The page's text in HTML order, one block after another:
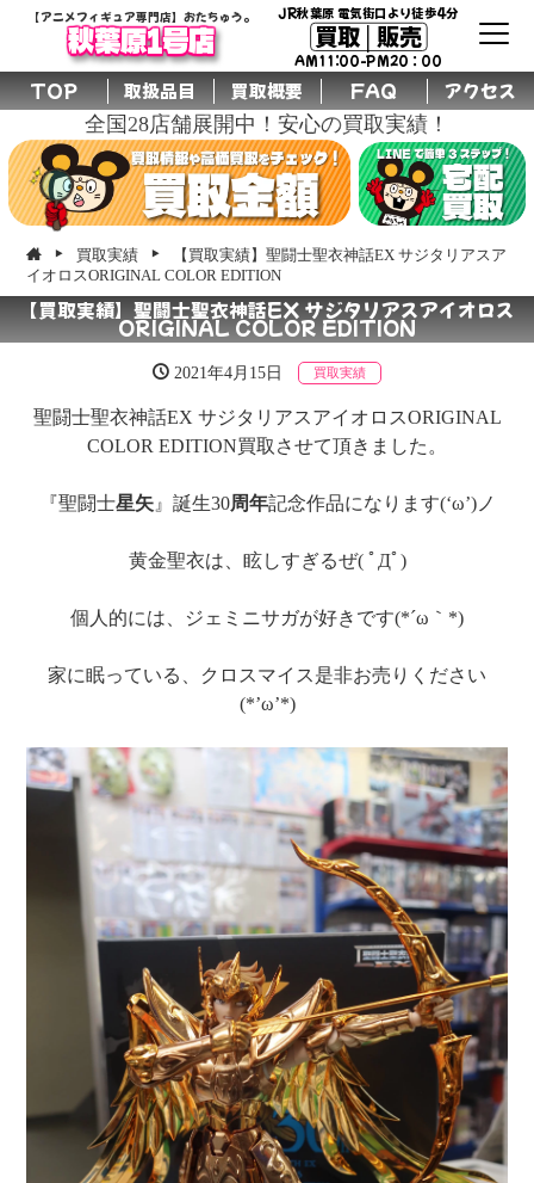
【アニメフィギュア専門店】おたちゅう。
秋葉原1号店
JR秋葉原 電気街口より徒歩4分
買取│販売
AM11:00-PM20：00
TOP 取扱品目 買取概要 FAQ アクセス
全国28店舗展開中！安心の買取実績！
買取実績
【買取実績】聖闘士聖衣神話EX サジタリアスア
イオロスORIGINAL COLOR EDITION
【買取実績】聖闘士聖衣神話EX サジタリアスアイオロス
ORIGINAL COLOR EDITION
2021年4月15日 買取実績
聖闘士聖衣神話EX サジタリアスアイオロスORIGINAL
COLOR EDITION買取させて頂きました。
『聖闘士星矢』誕生30周年記念作品になります(‘ω’)ノ
黄金聖衣は、眩しすぎるぜ( ﾟДﾟ)
個人的には、ジェミニサガが好きです(*´ω｀*)
家に眠っている、クロスマイス是非お売りください
(*’ω’*)